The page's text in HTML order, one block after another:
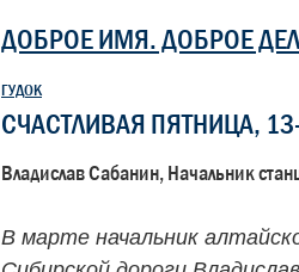
ДОБРОЕ ИМЯ. ДОБРОЕ
ГУДОК
СЧАСТЛИВАЯ ПЯТНИЦА,
Владислав Сабанин, Начальник
В марте начальник